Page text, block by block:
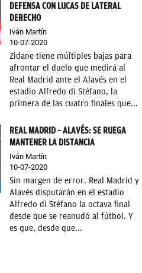
DEFENSA CON LUCAS DE LATERAL
DERECHO
Iván Martín
10-07-2020
Zidane tiene múltiples bajas para
afrontar el duelo que medirá al
Real Madrid ante el Alavés en el
estadio Alfredo di Stéfano, la
primera de las cuatro finales que...
REAL MADRID – ALAVÉS: SE RUEGA
MANTENER LA DISTANCIA
Iván Martín
10-07-2020
Sin margen de error. Real Madrid y
Alavés disputarán en el estadio
Alfredo di Stéfano la octava final
desde que se reanudó al fútbol. Y
es que, desde que...